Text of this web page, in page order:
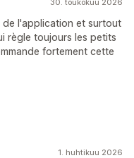
30. toukokuu 2026
de l'application et surtout
règle toujours les petits
fortement cette
1. huhtikuu 2026